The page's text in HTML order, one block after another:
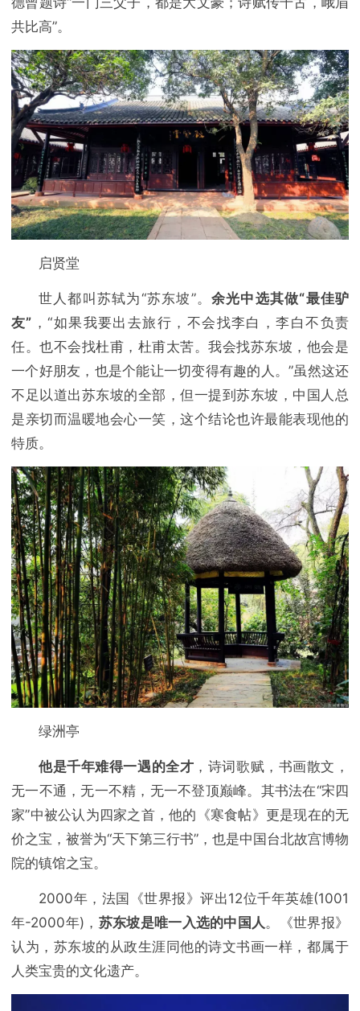
共比高”。
启贤堂
世人都叫苏轼为“苏东坡”。 余光中选其做“最佳驴
友” ，“如果我要出去旅行，不会找李白，李白不负责
任。也不会找杜甫，杜甫太苦。我会找苏东坡，他会是
一个好朋友，也是个能让一切变得有趣的人。”虽然这还
不足以道出苏东坡的全部，但一提到苏东坡，中国人总
是亲切而温暖地会心一笑，这个结论也许最能表现他的
特质。
绿洲亭
他是千年难得一遇的全才 ，诗词歌赋，书画散文，
无一不通，无一不精，无一不登顶巅峰。其书法在“宋四
家”中被公认为四家之首，他的《寒食帖》更是现在的无
价之宝，被誉为“天下第三行书”，也是中国台北故宫博物
院的镇馆之宝。
2000年，法国《世界报》评出12位千年英雄(1001
年-2000年)， 苏东坡是唯一入选的中国人 。《世界报》
认为，苏东坡的从政生涯同他的诗文书画一样，都属于
人类宝贵的文化遗产。